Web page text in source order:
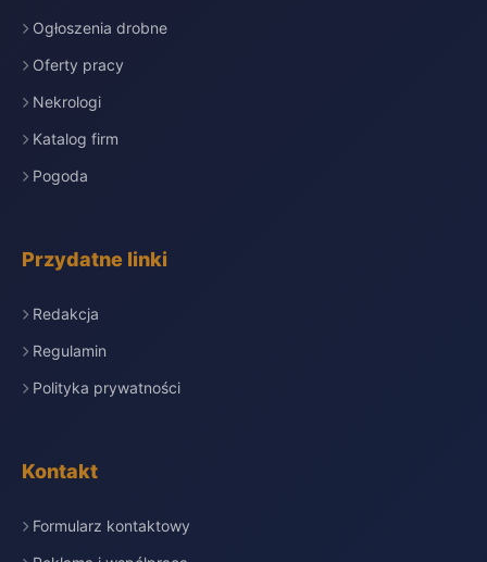
Ogłoszenia drobne
Oferty pracy
Nekrologi
Katalog firm
Pogoda
Przydatne linki
Redakcja
Regulamin
Polityka prywatności
Kontakt
Formularz kontaktowy